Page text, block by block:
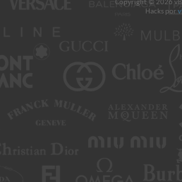
Copyright © 2026
Hacks por